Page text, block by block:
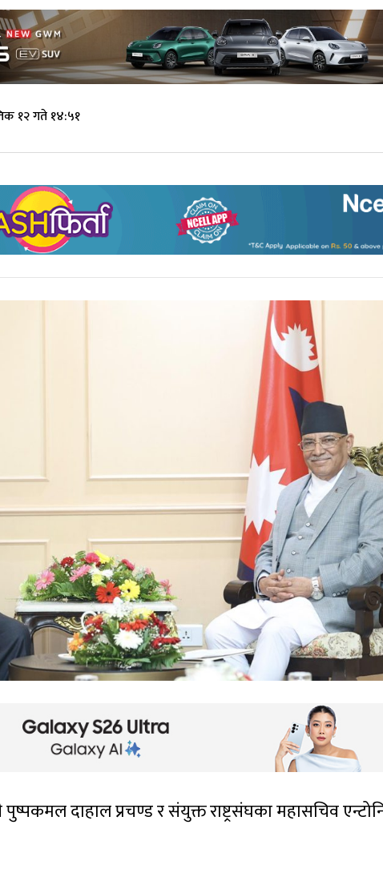
१२ गते १४:५१
पुष्पकमल दाहाल प्रचण्ड र संयुक्त राष्ट्रसंघका महासचिव